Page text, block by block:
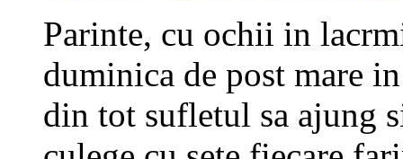
Parinte, cu ochii in
duminica de post mare
din tot sufletul sa ajung